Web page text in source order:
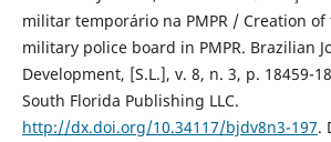
militar temporário na PMPR / Creation
military police board in PMPR. Brazilian
Development, [S.L.], v. 8, n. 3, p. 18459-
South Florida Publishing LLC.
http://dx.doi.org/10.34117/bjdv8n3-197.